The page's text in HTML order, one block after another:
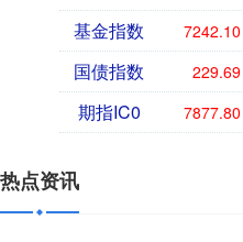
基金指数 7242.10
国债指数 229.69
期指IC0 7877.80
热点资讯